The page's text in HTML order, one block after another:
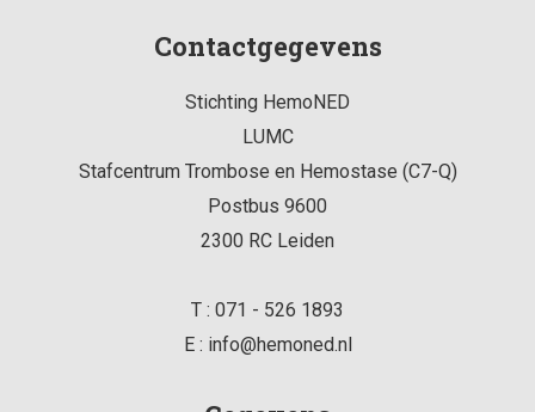
Contactgegevens
Stichting HemoNED
LUMC
Stafcentrum Trombose en Hemostase (C7-Q)
Postbus 9600
2300 RC Leiden
T : 071 - 526 1893
E : info@hemoned.nl